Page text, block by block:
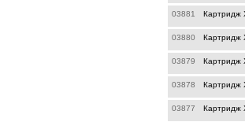
03881 Картридж
03880 Картридж
03879 Картридж
03878 Картридж
03877 Картридж